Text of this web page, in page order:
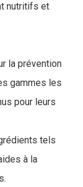
nutritifs et
la prévention
gammes les
pour leurs
tels
à la